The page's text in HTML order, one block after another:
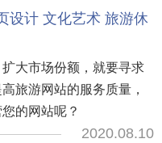
设计 文化艺术 旅游休
大市场份额，就要寻求
旅游网站的服务质量，
的网站呢？
2020.08.10